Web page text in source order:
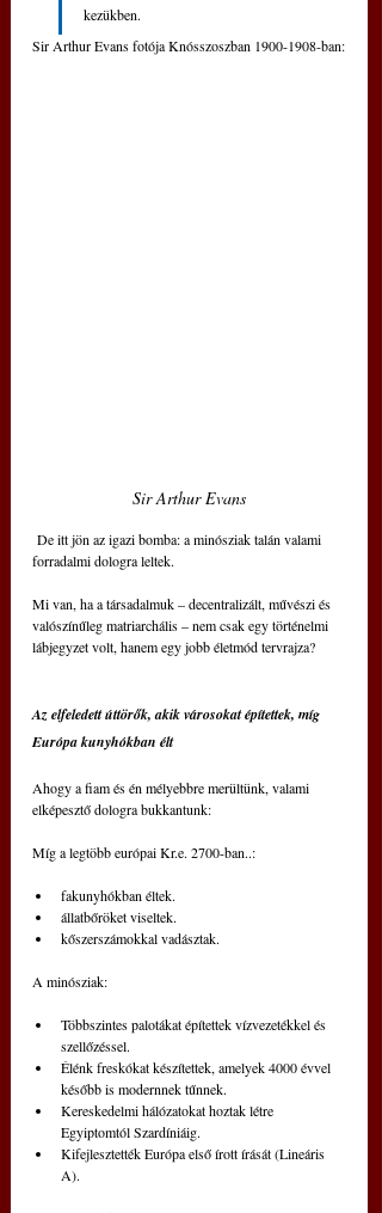
kezükben.
Sir Arthur Evans fotója Knósszoszban 1900-1908-ban:
Sir Arthur Evans
De itt jön az igazi bomba: a minósziak talán valami
forradalmi dologra leltek.
Mi van, ha a társadalmuk – decentralizált, művészi és
valószínűleg matriarchális – nem csak egy történelmi
lábjegyzet volt, hanem egy jobb életmód tervrajza?
Az elfeledett úttörők, akik városokat építettek, míg
Európa kunyhókban élt
Ahogy a fiam és én mélyebbre merültünk, valami
elképesztő dologra bukkantunk:
Míg a legtöbb európai Kr.e. 2700-ban..:
fakunyhókban éltek.
állatbőröket viseltek.
kőszerszámokkal vadásztak.
A minósziak:
Többszintes palotákat építettek vízvezetékkel és
szellőzéssel.
Élénk freskókat készítettek, amelyek 4000 évvel
később is modernnek tűnnek.
Kereskedelmi hálózatokat hoztak létre
Egyiptomtól Szardíniáig.
Kifejlesztették Európa első írott írását (Lineáris
A).